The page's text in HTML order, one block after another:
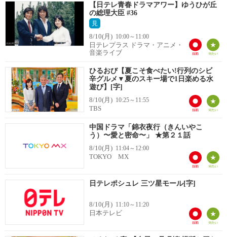
【日テレ青春ドラマアワー】ゆうひが丘
の総理大臣 #36
見
8/10(月) 10:00～11:00
日テレプラス ドラマ・アニメ・
音楽ライブ
ひるおび【夏こそ食べたい!行列のシビ
辛グルメ▼夏のスキー場で1日楽める水
遊び】[字]
8/10(月) 10:25～11:55
TBS
中国ドラマ「錦衣夜行（きんいやこ
う）〜愛と密命〜」 ★第２１話
8/10(月) 11:04～12:00
TOKYO MX
日テレポシュレ 三ツ星モール[字]
8/10(月) 11:10～11:20
日本テレビ